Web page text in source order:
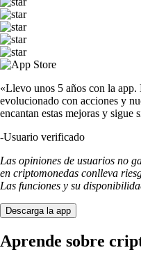
«Llevo unos 5 años con la app.
evolucionado con acciones y
encantan estas mejoras y sigue
-Usuario verificado
Las opiniones de usuarios no
en criptomonedas conlleva
Las funciones y su
Descarga la app
Aprende sobre